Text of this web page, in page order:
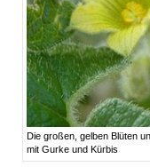
Die großen, gelben Blüten
mit Gurke und Kürbis